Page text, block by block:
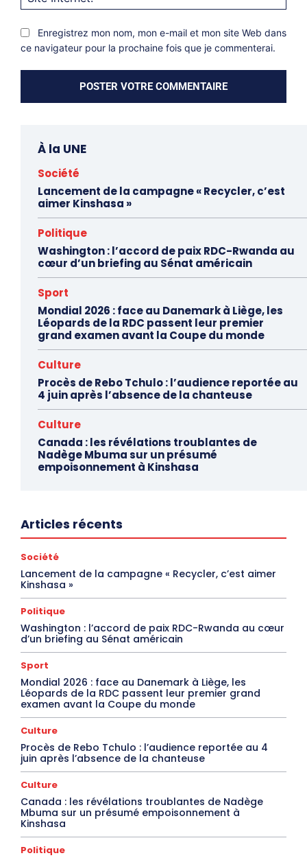
Enregistrez mon nom, mon e-mail et mon site Web dans
ce navigateur pour la prochaine fois que je commenterai.
À la UNE
Société
Lancement de la campagne « Recycler, c’est
aimer Kinshasa »
Politique
Washington : l’accord de paix RDC-Rwanda au
cœur d’un briefing au Sénat américain
Sport
Mondial 2026 : face au Danemark à Liège, les
Léopards de la RDC passent leur premier
grand examen avant la Coupe du monde
Culture
Procès de Rebo Tchulo : l’audience reportée au
4 juin après l’absence de la chanteuse
Culture
Canada : les révélations troublantes de
Nadège Mbuma sur un présumé
empoisonnement à Kinshasa
Articles récents
Société
Lancement de la campagne « Recycler, c’est aimer
Kinshasa »
Politique
Washington : l’accord de paix RDC-Rwanda au cœur
d’un briefing au Sénat américain
Sport
Mondial 2026 : face au Danemark à Liège, les
Léopards de la RDC passent leur premier grand
examen avant la Coupe du monde
Culture
Procès de Rebo Tchulo : l’audience reportée au 4
juin après l’absence de la chanteuse
Culture
Canada : les révélations troublantes de Nadège
Mbuma sur un présumé empoisonnement à
Kinshasa
Politique